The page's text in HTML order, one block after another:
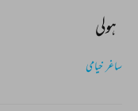
ہولی
ساغر خیامی